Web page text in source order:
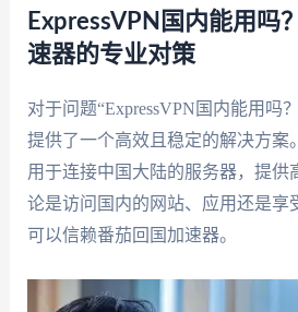
ExpressVPN国内能用吗
速器的专业对策
对于问题“ExpressVPN国内能用吗
提供了一个高效且稳定的解决方案
用于连接中国大陆的服务器，提供
论是访问国内的网站、应用还是享
可以信赖番茄回国加速器。